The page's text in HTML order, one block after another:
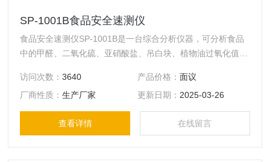
SP-1001B食品安全速测仪
食品安全速测仪SP-1001B是一台综合分析仪器，可分析食品
中的甲醛、二氧化硫、亚硝酸盐、吊白块、植物油过氧化值、
糖葡萄糖、蔬菜农药残留含量的测定，共计十个项目。适合工
商部门、食药部门、公益诉讼、卫生防疫部门以及质量监督部
门在实验室和商品流动检测车中使用。
访问次数：3640 产品价格： 面议
厂商性质：生产厂家 更新日期： 2025-03-26
查看详情 在线留言